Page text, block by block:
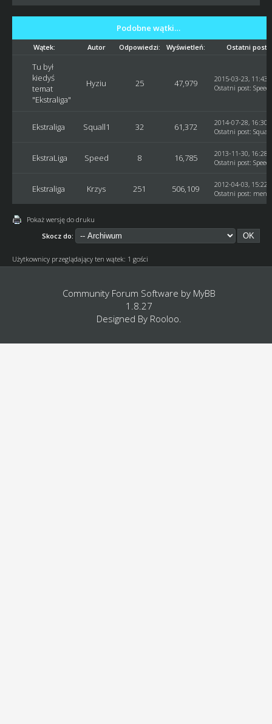
Podobne wątki…
Wątek: Autor Odpowiedzi: Wyświetleń: Ostatni post
Tu był
kiedyś
temat
"Ekstraliga"
Hyziu 25 47,979
2015-03-23,
Ostatni post: Speed
Ekstraliga Squall1 32 61,372
2014-07-28,
Ostatni post:
EkstraLiga Speed 8 16,785
2013-11-30,
Ostatni post: Speed
Ekstraliga Krzys 251 506,109
2012-04-03,
Ostatni post:
Pokaż wersję do druku
Skocz do:
Użytkownicy przeglądający ten wątek: 1 gości
Community Forum Software by MyBB
1.8.27
Designed By Rooloo